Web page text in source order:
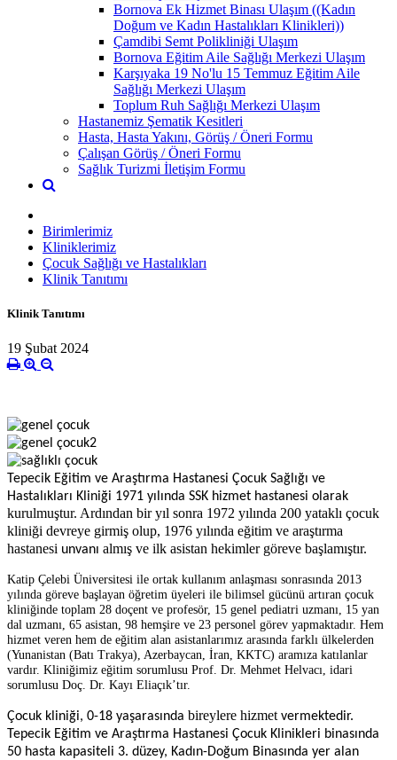
Bornova Ek Hizmet Binası Ulaşım ((Kadın
Doğum ve Kadın Hastalıkları Klinikleri))
Çamdibi Semt Polikliniği Ulaşım
Bornova Eğitim Aile Sağlığı Merkezi Ulaşım
Karşıyaka 19 No'lu 15 Temmuz Eğitim Aile
Sağlığı Merkezi Ulaşım
Toplum Ruh Sağlığı Merkezi Ulaşım
Hastanemiz Şematik Kesitleri
Hasta, Hasta Yakını, Görüş / Öneri Formu
Çalışan Görüş / Öneri Formu
Sağlık Turizmi İletişim Formu
Birimlerimiz
Kliniklerimiz
Çocuk Sağlığı ve Hastalıkları
Klinik Tanıtımı
Klinik Tanıtımı
19 Şubat 2024
Tepecik Eğitim ve Araştırma Hastanesi Çocuk Sağlığı ve
Hastalıkları Kliniği 1971 yılında SSK hizmet hastanesi olarak
kurulmuştur. Ardından bir yıl sonra 1972 yılında 200 yataklı çocuk
kliniği devreye girmiş olup, 1976 yılında eğitim ve araştırma
hastanesi unvanı almış ve ilk asistan hekimler göreve başlamıştır.
Katip Çelebi Üniversitesi ile ortak kullanım anlaşması sonrasında 2013
yılında göreve başlayan öğretim üyeleri ile bilimsel gücünü artıran çocuk
kliniğinde toplam 28 doçent ve profesör, 15 genel pediatri uzmanı, 15 yan
dal uzmanı, 65 asistan, 98 hemşire ve 23 personel görev yapmaktadır. Hem
hizmet veren hem de eğitim alan asistanlarımız arasında farklı ülkelerden
(Yunanistan (Batı Trakya), Azerbaycan, İran, KKTC) aramıza katılanlar
vardır. Kliniğimiz eğitim sorumlusu Prof. Dr. Mehmet Helvacı, idari
sorumlusu Doç. Dr. Kayı Eliaçık’tır.
Çocuk kliniği, 0-18 yaşarasında bireylere hizmetvermektedir.
Tepecik Eğitim ve Araştırma Hastanesi Çocuk Klinikleri binasında
50 hasta kapasiteli 3. düzey, Kadın-Doğum Binasında yer alan